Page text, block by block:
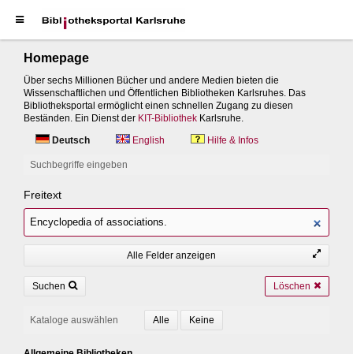
Homepage
Über sechs Millionen Bücher und andere Medien bieten die
Wissenschaftlichen und Öffentlichen Bibliotheken Karlsruhes. Das
Bibliotheksportal ermöglicht einen schnellen Zugang zu diesen
Beständen. Ein Dienst der KIT-Bibliothek Karlsruhe.
Deutsch
English Hilfe & Infos
Suchbegriffe eingeben
Freitext
Alle Felder anzeigen
Suchen Löschen
Kataloge auswählen